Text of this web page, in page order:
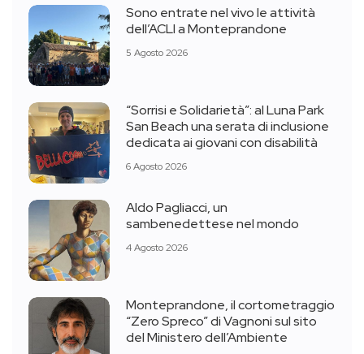
Sono entrate nel vivo le attività
dell’ACLI a Monteprandone
5 Agosto 2026
“Sorrisi e Solidarietà”: al Luna Park
San Beach una serata di inclusione
dedicata ai giovani con disabilità
6 Agosto 2026
Aldo Pagliacci, un
sambenedettese nel mondo
4 Agosto 2026
Monteprandone, il cortometraggio
“Zero Spreco” di Vagnoni sul sito
del Ministero dell’Ambiente